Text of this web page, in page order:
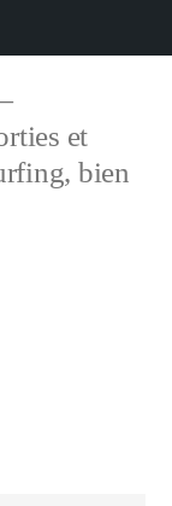
et
bien